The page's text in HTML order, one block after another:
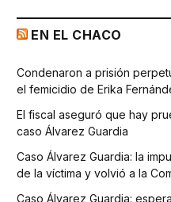
EN EL CHACO
Condenaron a prisión
el femicidio de Erika
El fiscal aseguró que hay
caso Álvarez Guardia
Caso Álvarez Guardia: la
de la víctima y volvió a la
Caso Álvarez Guardia: